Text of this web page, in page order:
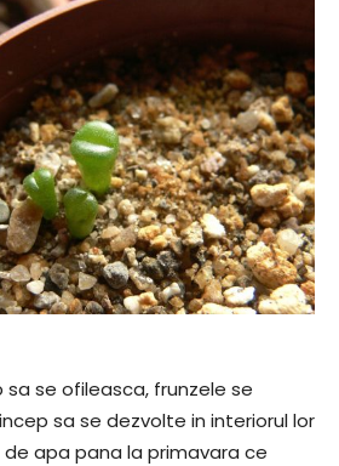
sa se ofileasca, frunzele se
sa se dezvolte in interiorul lor
apa pana la primavara ce